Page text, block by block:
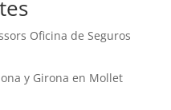
Oficina de Seguros
y Girona en Mollet